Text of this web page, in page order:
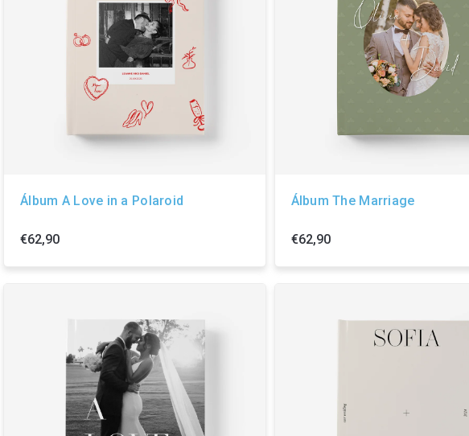
Álbum A Love in a Polaroid
€62,90
Álbum The Marriage
€62,90